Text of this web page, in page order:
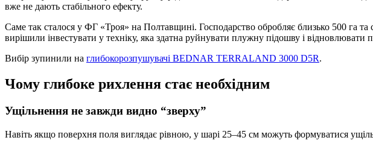
вже не дають стабільного ефекту.
Саме так сталося у ФГ «Троя» на Полтавщині. Господарство обробляє близько 500 га
вирішили інвестувати у техніку, яка здатна руйнувати плужну підошву і відновлювати
Вибір зупинили на глибокорозпушувачі BEDNAR TERRALAND 3000 D5R.
Чому глибоке рихлення стає необхідним
Ущільнення не завжди видно “зверху”
Навіть якщо поверхня поля виглядає рівною, у шарі 25–45 см можуть формуватися